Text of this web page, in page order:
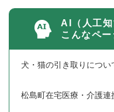
AI（人工
こんなペ
犬・猫の引き取りについ
松島町在宅医療・介護連